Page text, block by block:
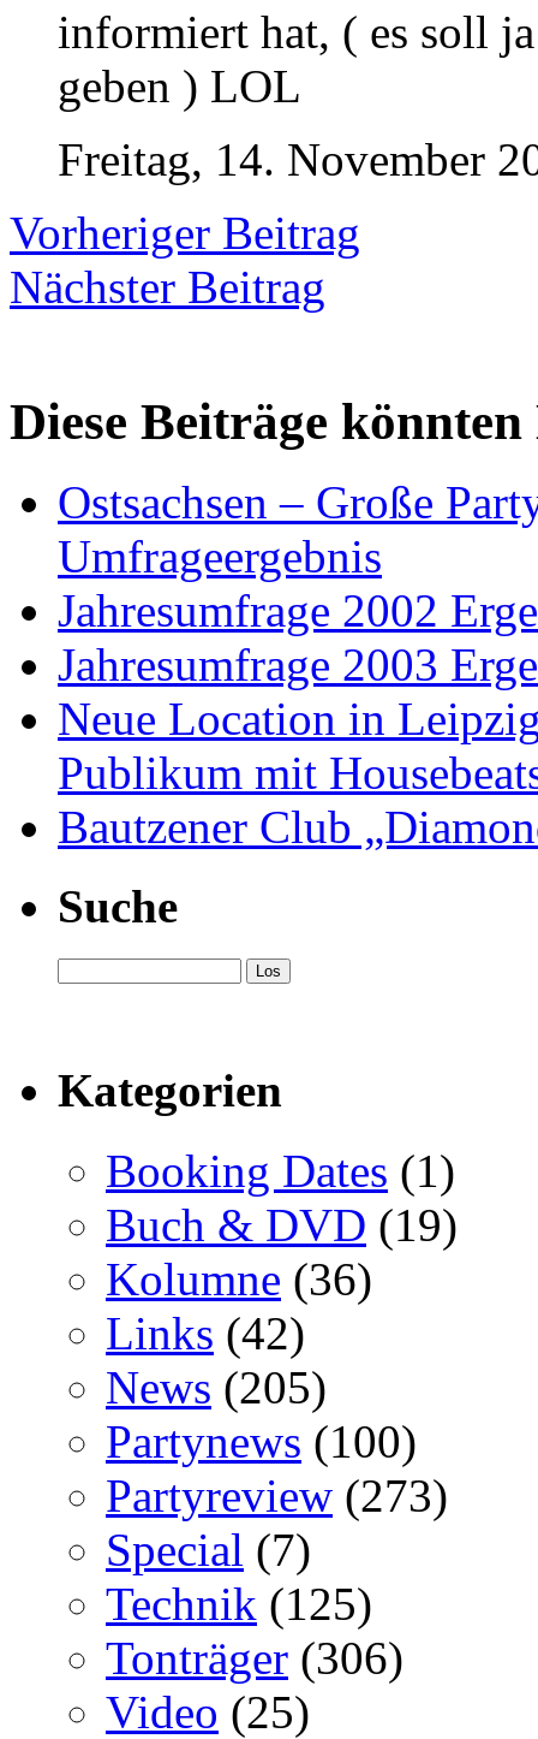
informiert hat, ( es soll
geben ) LOL
Freitag, 14. November
Vorheriger Beitrag
Nächster Beitrag
Diese Beiträge
Ostsachsen – Große
Umfrageergebnis
Jahresumfrage 2002
Jahresumfrage 2003
Neue Location in
Publikum mit
Bautzener Club
Suche
Kategorien
Booking Dates (1)
Buch & DVD (19)
Kolumne (36)
Links (42)
News (205)
Partynews (100)
Partyreview (273)
Special (7)
Technik (125)
Tonträger (306)
Video (25)